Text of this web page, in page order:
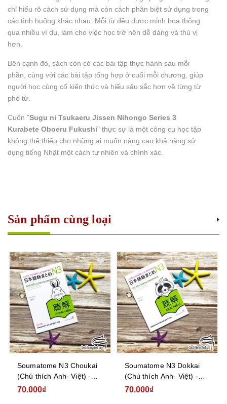
chỉ hiểu rõ cách sử dụng mà còn cách phân biệt sử dụng trong
các tình huống khác nhau. Mỗi từ đều được minh họa thông
qua nhiều ví dụ, làm cho việc học trở nên dễ dàng và thú vị
hơn.
Bên cạnh đó, sách còn có các bài tập thực hành sau mỗi
phần, cùng với các bài tập tổng hợp ở cuối mỗi chương, giúp
người học củng cố kiến thức và hiểu sâu sắc hơn về từng từ
phó từ.
Cuốn "Sugu ni Tsukaeru Jissen Nihongo Series 3
Kurabete Oboeru Fukushi" thực sự là một công cụ học tập
không thể thiếu cho những ai muốn nâng cao khả năng sử
dụng tiếng Nhật một cách tự nhiên và chính xác.
Sản phẩm cùng loại
Soumatome N3 Choukai
(Chú thích Anh- Việt) -
Luyện Thi Năng Lực Nhật
70.000₫
Soumatome N3 Dokkai
(Chú thích Anh- Việt) -
Luyện Thi Năng Lực Nhật
70.000₫